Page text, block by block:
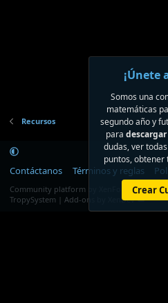
Recursos
Contáctanos Términos y reglas
Community platform by XenForo ® © 2010-
TropySystem | Add-ons by XenDev ☁️
¡Únete
Somos una
matemáticas
segundo año y
para
dudas, ver
puntos, obtener
Crear